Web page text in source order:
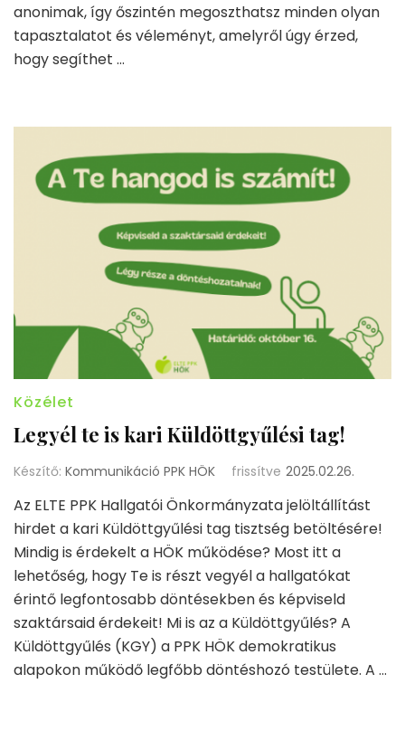
anonimak, így őszintén megoszthatsz minden olyan
tapasztalatot és véleményt, amelyről úgy érzed,
hogy segíthet …
Közélet
Legyél te is kari Küldöttgyűlési tag!
Készítő: Kommunikáció PPK HÖK frissítve 2025.02.26.
Az ELTE PPK Hallgatói Önkormányzata jelöltállítást
hirdet a kari Küldöttgyűlési tag tisztség betöltésére!
Mindig is érdekelt a HÖK működése? Most itt a
lehetőség, hogy Te is részt vegyél a hallgatókat
érintő legfontosabb döntésekben és képviseld
szaktársaid érdekeit! Mi is az a Küldöttgyűlés? A
Küldöttgyűlés (KGY) a PPK HÖK demokratikus
alapokon működő legfőbb döntéshozó testülete. A …